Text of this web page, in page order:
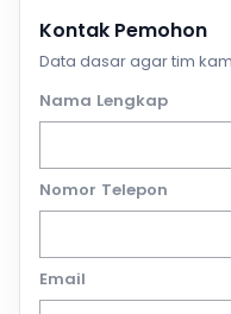
Kontak Pemohon
Data dasar agar tim
Nama Lengkap
Nomor Telepon
Email